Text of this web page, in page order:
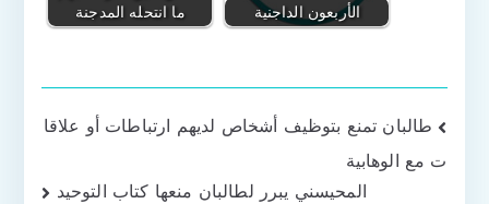
ما انتحله المدجنة
الأربعون الداجنية
تصفّح
المقالات
طالبان تمنع بتوظيف أشخاص لديهم ارتباطات أو علاقا
ت مع الوهابية
المحيسني يبرر لطالبان منعها كتاب التوحيد